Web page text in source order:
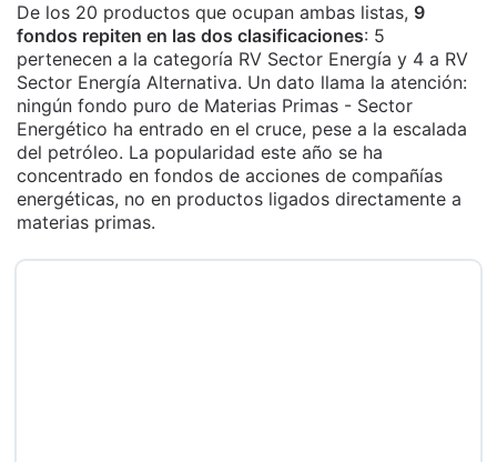
De los 20 productos que ocupan ambas listas, 9
fondos repiten en las dos clasificaciones: 5
pertenecen a la categoría RV Sector Energía y 4 a RV
Sector Energía Alternativa. Un dato llama la atención:
ningún fondo puro de Materias Primas - Sector
Energético ha entrado en el cruce, pese a la escalada
del petróleo. La popularidad este año se ha
concentrado en fondos de acciones de compañías
energéticas, no en productos ligados directamente a
materias primas.